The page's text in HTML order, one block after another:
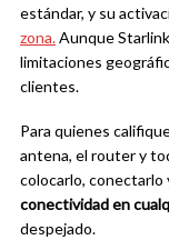
estándar, y su
zona.Aunque
limitaciones
clientes.
Para quienes
antena, el router y
colocarlo, conectarlo
conectividad en
despejado.